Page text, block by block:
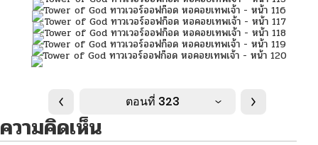
ตอนที่ 323
ความคิดเห็น